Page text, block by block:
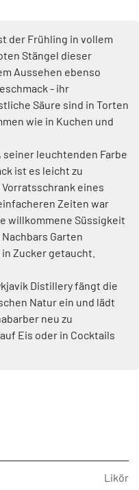
der Frühling in vollem
Stängel dieser
Aussehen ebenso
- ihr
Säure sind in Torten
wie in Kuchen und
leuchtenden Farbe
ist es leicht zu
eines
Zeiten war
willkommene Süssigkeit
Garten
Zucker getaucht.
Distillery fängt die
Natur ein und lädt
neu zu
Eis oder in Cocktails
Likör